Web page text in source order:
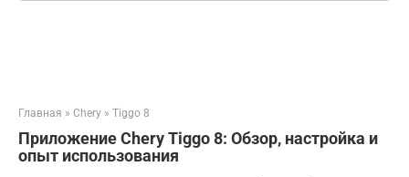
Главная » Chery » Tiggo 8
Приложение Chery Tiggo 8: Обзор, настройка и
опыт использования